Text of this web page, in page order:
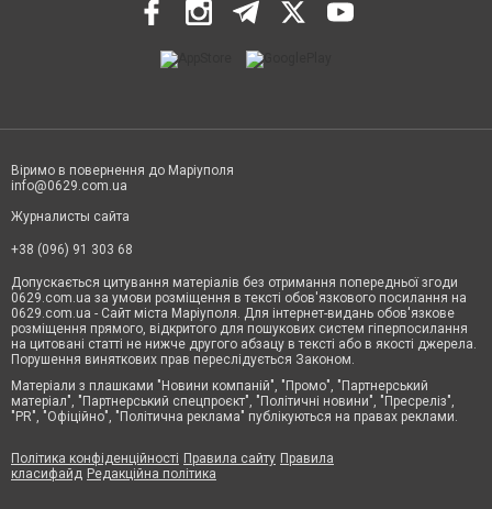
Віримо в повернення до Маріуполя
info@0629.com.ua
Журналисты сайта
+38 (096) 91 303 68
Допускається цитування матеріалів без отримання попередньої згоди
0629.com.ua за умови розміщення в тексті обов'язкового посилання на
0629.com.ua - Сайт міста Маріуполя. Для інтернет-видань обов'язкове
розміщення прямого, відкритого для пошукових систем гіперпосилання
на цитовані статті не нижче другого абзацу в тексті або в якості джерела.
Порушення виняткових прав переслідується Законом.
Матеріали з плашками "Новини компаній", "Промо", "Партнерський
матеріал", "Партнерський спецпроєкт", "Політичні новини", "Пресреліз",
"PR", "Офіційно", "Політична реклама" публікуються на правах реклами.
Політика конфіденційності Правила сайту Правила
класифайд Редакційна політика